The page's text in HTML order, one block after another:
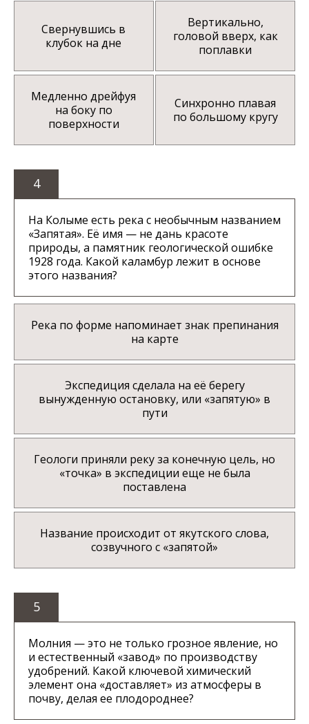
Свернувшись в
клубок на дне
Вертикально,
головой вверх, как
поплавки
Медленно дрейфуя
на боку по
поверхности
Синхронно плавая
по большому кругу
4
На Колыме есть река с необычным названием
«Запятая». Её имя — не дань красоте
природы, а памятник геологической ошибке
1928 года. Какой каламбур лежит в основе
этого названия?
Река по форме напоминает знак препинания
на карте
Экспедиция сделала на её берегу
вынужденную остановку, или «запятую» в
пути
Геологи приняли реку за конечную цель, но
«точка» в экспедиции еще не была
поставлена
Название происходит от якутского слова,
созвучного с «запятой»
5
Молния — это не только грозное явление, но
и естественный «завод» по производству
удобрений. Какой ключевой химический
элемент она «доставляет» из атмосферы в
почву, делая ее плодороднее?